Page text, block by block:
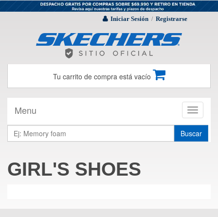
Iniciar Sesión / Registrarse
Tu carrito de compra está vacío
Toggle
Menu
Buscar
GIRL'S SHOES